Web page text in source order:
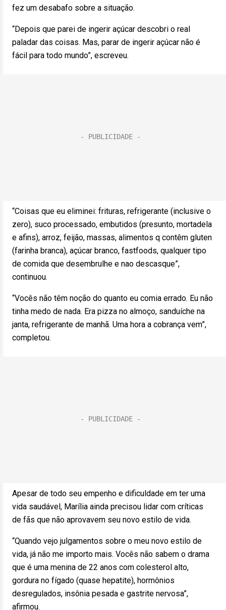
fez um desabafo sobre a situação.
“Depois que parei de ingerir açúcar descobri o real
paladar das coisas. Mas, parar de ingerir açúcar não é
fácil para todo mundo”, escreveu.
“Coisas que eu eliminei: frituras, refrigerante (inclusive o
zero), suco processado, embutidos (presunto, mortadela
e afins), arroz, feijão, massas, alimentos q contêm gluten
(farinha branca), açúcar branco, fastfoods, qualquer tipo
de comida que desembrulhe e nao descasque”,
continuou.
“Vocês não têm noção do quanto eu comia errado. Eu não
tinha medo de nada. Era pizza no almoço, sanduíche na
janta, refrigerante de manhã. Uma hora a cobrança vem”,
completou.
Apesar de todo seu empenho e dificuldade em ter uma
vida saudável, Marília ainda precisou lidar com críticas
de fãs que não aprovavem seu novo estilo de vida.
“Quando vejo julgamentos sobre o meu novo estilo de
vida, já não me importo mais. Vocês não sabem o drama
que é uma menina de 22 anos com colesterol alto,
gordura no fígado (quase hepatite), hormônios
desregulados, insônia pesada e gastrite nervosa”,
afirmou.